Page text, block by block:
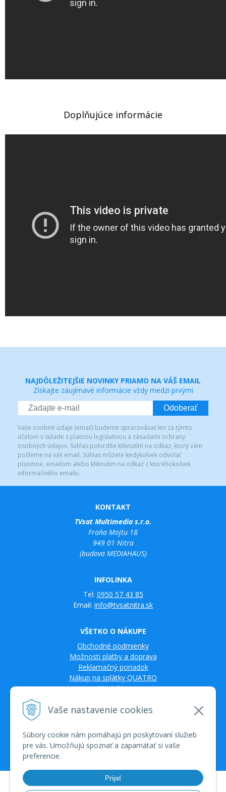
Vaše nastavenie cookies
Súbory cookie nám pomáhajú pri poskytovaní služieb
pre vás. Umožňujú spoznať a zapamätať si vaše
preferencie.
Prijať
Doplňujúce informácie
NAJDÔLEŽITEJŠIE NOVINKY PRIAMO NA VÁŠ EMAIL
Získajte zaujímavé informácie vždy medzi prvými
Odoberať
Vaše osobné údaje (email) budeme spracovávať len za týmto
účelom v súlade s platnou legislatívou a zásadami ochrany
osobných údajov. Súhlas potvrdíte kliknutím na odkaz, ktorý vám
pošleme na váš email. Súhlas môžete kedykoľvek odvolať
písomne, emailom alebo kliknutím na odkaz z ktoréhokoľvek
informačného emailu.
KONTAKT
TVsat Multimedia s.r.o.
Fraňa Mojtu 18
949 01 Nitra
(budova MEDIAHAUS)
INFOLINKA
Tel: 0950 57 43 85
Email: info@tvsatnitra.sk
VŠETKO O NÁKUPE
Obchodné podmienky
Možnosti platby a doprava
Reklamačný poriadok
Nákup na splátky QUATRO
Kontakty
© 2026 TV SAT Multimédiá • tvorba eshopu cez UNIobchod, webhosting
spoločnosti WEBYGROUP • dbartzvyšovanie návštevnosti•